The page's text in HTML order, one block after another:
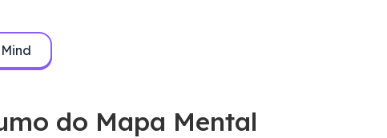
do Mapa Mental